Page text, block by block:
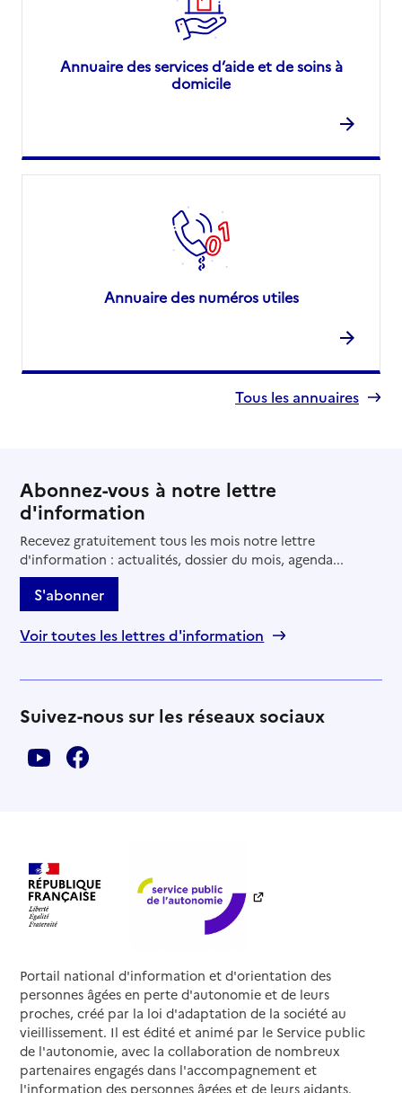
Annuaire des services d’aide et de soins à
domicile
Annuaire des numéros utiles
Tous les annuaires
Abonnez-vous à notre lettre
d'information
Recevez gratuitement tous les mois notre lettre
d'information : actualités, dossier du mois, agenda...
S'abonner
Voir toutes les lettres d'information
Suivez-nous sur les réseaux sociaux
Portail national d'information et d'orientation des
personnes âgées en perte d'autonomie et de leurs
proches, créé par la loi d'adaptation de la société au
vieillissement. Il est édité et animé par le Service public
de l'autonomie, avec la collaboration de nombreux
partenaires engagés dans l'accompagnement et
l'information des personnes âgées et de leurs aidants.